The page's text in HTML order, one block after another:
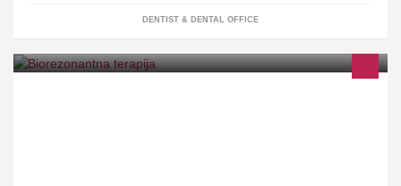
DENTIST & DENTAL OFFICE